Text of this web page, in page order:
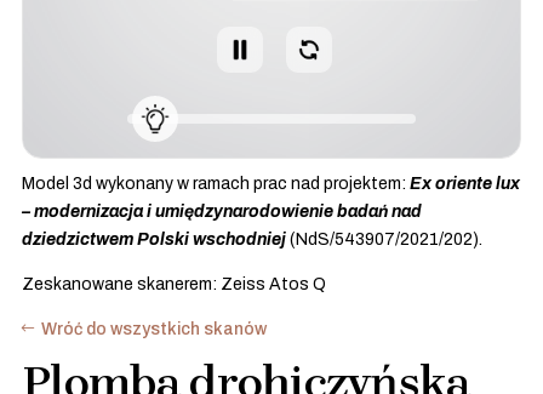
Model 3d wykonany w ramach prac nad projektem: Ex oriente lux
– modernizacja i umiędzynarodowienie badań nad
dziedzictwem Polski wschodniej (NdS/543907/2021/202).
Zeskanowane skanerem: Zeiss Atos Q
Wróć do wszystkich skanów
Plomba drohiczyńska